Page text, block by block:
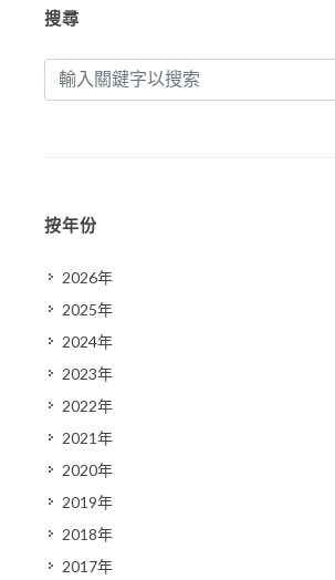
搜尋
按年份
2026年
2025年
2024年
2023年
2022年
2021年
2020年
2019年
2018年
2017年